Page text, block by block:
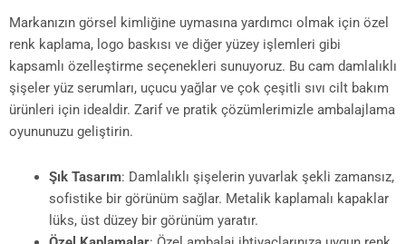
Markanızın görsel kimliğine uymasına yardımcı olmak için özel
renk kaplama, logo baskısı ve diğer yüzey işlemleri gibi
kapsamlı özelleştirme seçenekleri sunuyoruz. Bu cam damlalıklı
şişeler yüz serumları, uçucu yağlar ve çok çeşitli sıvı cilt bakım
ürünleri için idealdir. Zarif ve pratik çözümlerimizle ambalajlama
oyununuzu geliştirin.
Şık Tasarım: Damlalıklı şişelerin yuvarlak şekli zamansız,
sofistike bir görünüm sağlar. Metalik kaplamalı kapaklar
lüks, üst düzey bir görünüm yaratır.